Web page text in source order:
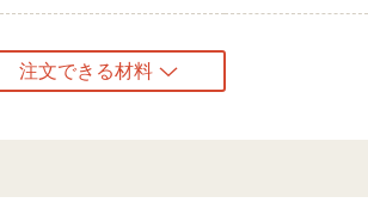
注文できる材料